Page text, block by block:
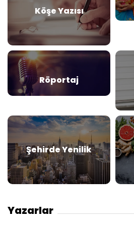
Köşe Yazısı
Röportaj
Şehirde Yenilik
Yazarlar